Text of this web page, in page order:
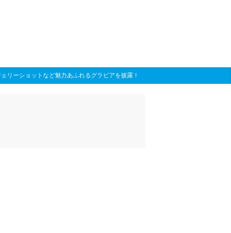
リーショットなど魅力あふれるグラビアを披露！